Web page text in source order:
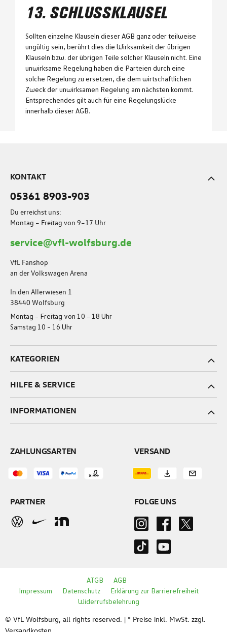
13. SCHLUSSKLAUSEL
Sollten einzelne Klauseln dieser AGB ganz oder teilweise
ungültig sein, berührt dies die Wirksamkeit der übrigen
Klauseln bzw. der übrigen Teile solcher Klauseln nicht. Eine
unwirksame Regelung haben die Parteien durch eine
solche Regelung zu ersetzen, die dem wirtschaftlichen
Zweck der unwirksamen Regelung am nächsten kommt.
Entsprechendes gilt auch für eine Regelungslücke
innerhalb dieser AGB.
KONTAKT
05361 8903-903
Du erreichst uns:
Montag – Freitag von 9–17 Uhr
service@vfl-wolfsburg.de
VfL Fanshop
an der Volkswagen Arena
In den Allerwiesen 1
38440 Wolfsburg
Montag – Freitag von 10 – 18 Uhr
Samstag 10 – 16 Uhr
KATEGORIEN
HILFE & SERVICE
INFORMATIONEN
PARTNER
VERSAND
ZAHLUNGSARTEN
FOLGE UNS
© VfL Wolfsburg, all rights reserved. | * Preise inkl. MwSt. zzgl.
ATGB
AGB
Impressum
Datenschutz
Erklärung zur Barrierefreiheit
Widerrufsbelehrung